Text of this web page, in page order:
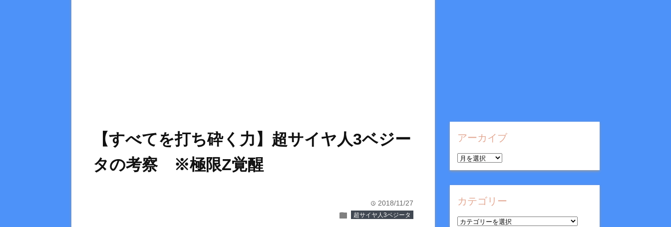
【すべてを打ち砕く力】超サイヤ人3ベジー
タの考察 ※極限Z覚醒
time 2018/11/27
folder 超サイヤ人3ベジータ
アーカイブ
ア
ー
カ
イ
カテゴリー
カ